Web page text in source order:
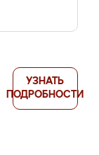
УЗНАТЬ
ПОДРОБНОСТИ